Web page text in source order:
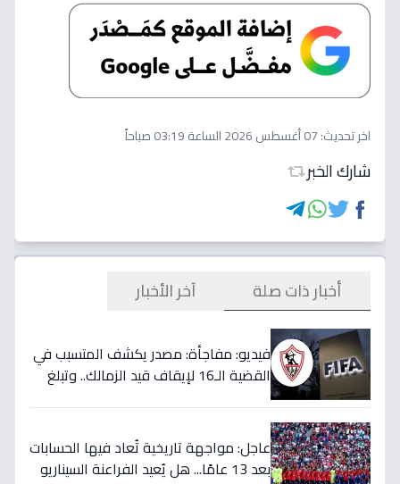
اخر تحديث:07 أغسطس 2026 الساعة 03:19 صباحاً
شارك الخبر
أخبار ذات صلة آخر الأخبار
فيديو: مفاجأة: مصدر يكشف المتسبب في
القضية الـ16 لإيقاف قيد الزمالك.. وتبلغ
عاجل: مواجهة تاريخية تُعاد فيها الحسابات
بعد 13 عامًا... هل يُعيد الفراعنة السيناريو